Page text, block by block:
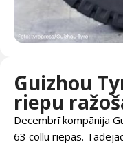
Guizhou
riepu
Decembrī kompānija
63 collu riepas.